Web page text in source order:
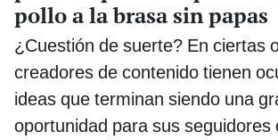
pollo a la brasa sin papas
¿Cuestión de suerte? En ciertas
creadores de contenido tienen
ideas que terminan siendo una
oportunidad para sus seguidores